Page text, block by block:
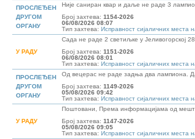
ПРОСЛЕЂЕН
ДРУГОМ
ОРГАНУ
Није саниран квар и даље не раде 3
Број захтева: 1154-2026
06/08/2026 08:07
Тип захтева: Исправност сијаличних места
У РАДУ
Сада не раде 2 светиљке у Јеливогорској 28
Број захтева: 1151-2026
06/08/2026 08:01
Тип захтева: Исправност сијаличних места
ПРОСЛЕЂЕН
ДРУГОМ
ОРГАНУ
Од вецерас не раде задња два лампиона.
Број захтева: 1149-2026
05/08/2026 09:42
Тип захтева: Исправност сијаличних места
У РАДУ
Поштовани, Према информацијама од
Број захтева: 1147-2026
05/08/2026 09:05
Тип захтева: Исправност сијаличних места